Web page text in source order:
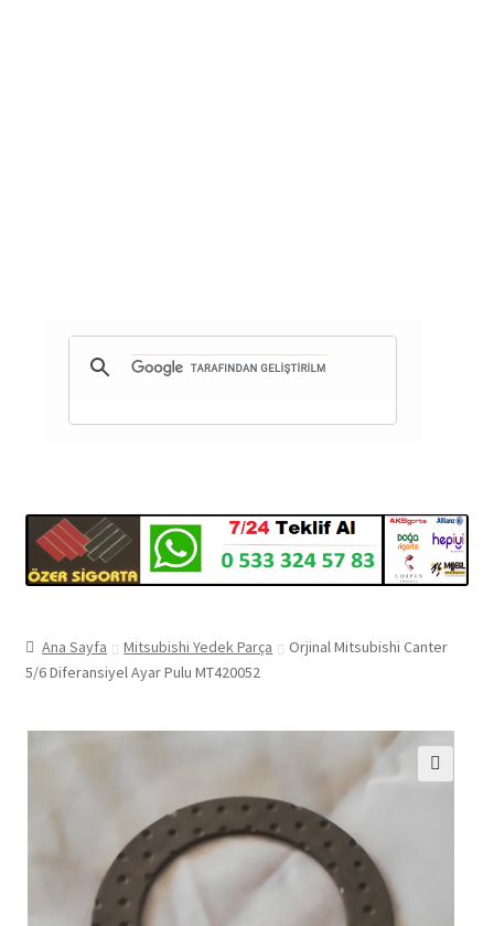
Ana Sayfa Mitsubishi Yedek Parça
Orjinal Mitsubishi Canter
5/6 Diferansiyel Ayar Pulu MT420052